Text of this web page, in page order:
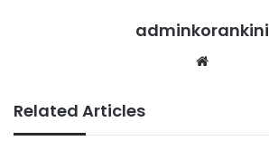
adminkorankini
Related Articles